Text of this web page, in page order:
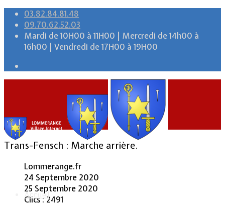
03.82.84.81.48
09.70.62.52.03
Mardi de 10H00 à 11H00 | Mercredi de 14h00 à
16h00 | Vendredi de 17H00 à 19H00
Accueil
Trans-Fensch : Marche arrière.
Lommerange.fr
24 Septembre 2020
25 Septembre 2020
Clics : 2491